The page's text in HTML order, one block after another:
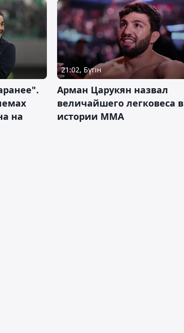
на
21:02, Бүгін
Арман Царукян назвал
величайшего легковеса в
истории ММА